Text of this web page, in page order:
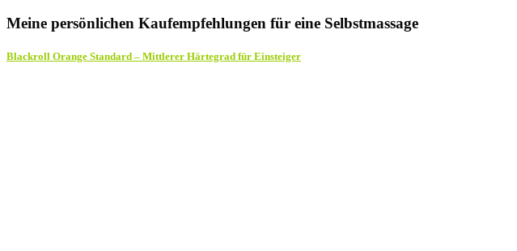
Meine persönlichen Kaufempfehlungen für eine Selbstmassage
Blackroll Orange Standard – Mittlerer Härtegrad für Einsteiger